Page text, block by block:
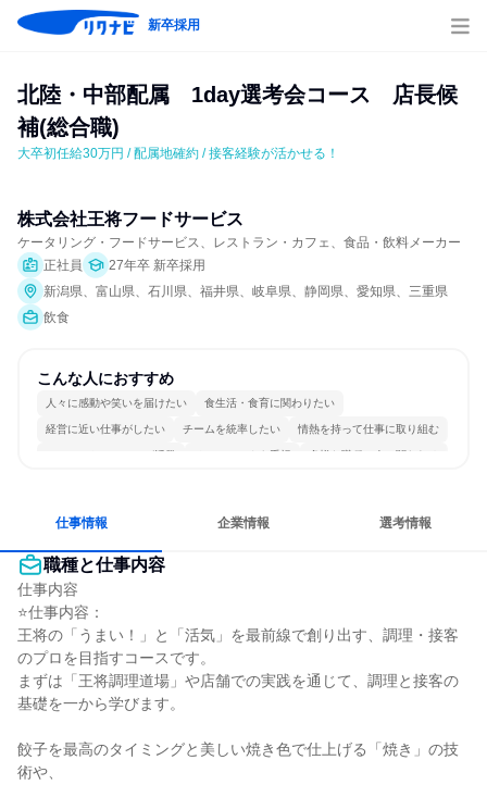
新卒採用
北陸・中部配属　1day選考会コース　店長候
補(総合職)
大卒初任給30万円 / 配属地確約 / 接客経験が活かせる！
株式会社王将フードサービス
ケータリング・フードサービス、レストラン・カフェ、食品・飲料メーカー
正社員
27年卒 新卒採用
新潟県、富山県、石川県、福井県、岐阜県、静岡県、愛知県、三重県
飲食
こんな人におすすめ
人々に感動や笑いを届けたい 食生活・食育に関わりたい
経営に近い仕事がしたい チームを統率したい 情熱を持って仕事に取り組む
コミュニケーションが活発 チームワークを重視 多様な職種の人と関われる
仕事情報 企業情報 選考情報
職種と仕事内容
仕事内容
⭐仕事内容：
王将の「うまい！」と「活気」を最前線で創り出す、調理・接客
のプロを目指すコースです。
まずは「王将調理道場」や店舗での実践を通じて、調理と接客の
基礎を一から学びます。
餃子を最高のタイミングと美しい焼き色で仕上げる「焼き」の技
術や、